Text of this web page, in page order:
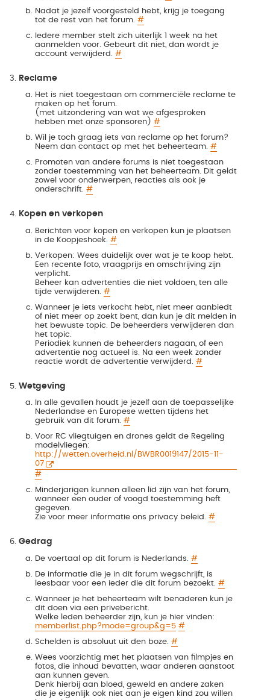
Nadat je jezelf voorgesteld hebt, krijg je toegang
tot de rest van het forum. #
Iedere member stelt zich uiterlijk 1 week na het
aanmelden voor. Gebeurt dit niet, dan wordt je
account verwijderd. #
Reclame
Het is niet toegestaan om commerciële reclame te
maken op het forum.
(met uitzondering van wat we afgesproken
hebben met onze sponsoren) #
Wil je toch graag iets van reclame op het forum?
Neem dan contact op met het beheerteam. #
Promoten van andere forums is niet toegestaan
zonder toestemming van het beheerteam. Dit geldt
zowel voor onderwerpen, reacties als ook je
onderschrift. #
Kopen en verkopen
Berichten voor kopen en verkopen kun je plaatsen
in de Koopjeshoek. #
Verkopen: Wees duidelijk over wat je te koop hebt.
Een recente foto, vraagprijs en omschrijving zijn
verplicht.
Beheer kan advertenties die niet voldoen, ten alle
tijde verwijderen. #
Wanneer je iets verkocht hebt, niet meer aanbiedt
of niet meer op zoekt bent, dan kun je dit melden in
het bewuste topic. De beheerders verwijderen dan
het topic.
Periodiek kunnen de beheerders nagaan, of een
advertentie nog actueel is. Na een week zonder
reactie wordt de advertentie verwijderd. #
Wetgeving
In alle gevallen houdt je jezelf aan de toepasselijke
Nederlandse en Europese wetten tijdens het
gebruik van dit forum. #
Voor RC vliegtuigen en drones geldt de Regeling
modelvliegen:
http://wetten.overheid.nl/BWBR0019147/2015-11-
07
#
Minderjarigen kunnen alleen lid zijn van het forum,
wanneer een ouder of voogd toestemming heft
gegeven.
Zie voor meer informatie ons privacy beleid. #
Gedrag
De voertaal op dit forum is Nederlands. #
De informatie die je in dit forum wegschrijft, is
leesbaar voor een ieder die dit forum bezoekt. #
Wanneer je het beheerteam wilt benaderen kun je
dit doen via een privebericht.
Welke leden beheerder zijn, kun je hier vinden:
memberlist.php?mode=group&g=5 #
Schelden is absoluut uit den boze. #
Wees voorzichtig met het plaatsen van filmpjes en
fotos, die inhoud bevatten, waar anderen aanstoot
aan kunnen geven.
Denk hierbij aan bloed, geweld en andere zaken
die je eigenlijk ook niet aan je eigen kind zou willen